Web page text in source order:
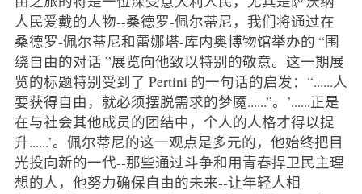
人民爱戴的人物--桑德罗-佩尔蒂尼，我们将通过在
桑德罗-佩尔蒂尼和蕾娜塔-库内奥博物馆举办的 “围
绕自由的对话 ”展览向他致以特别的敬意。这一期展
览的标题特别受到了 Pertini 的一句话的启发：“......人
要获得自由，就必须摆脱需求的梦魇......”。’......正是
在与社会其他成员的团结中，个人的人格才得以提
升......’。佩尔蒂尼的这一观点是多元的，他始终把目
光投向新的一代--那些通过斗争和用青春捍卫民主理
想的人，他努力确保自由的未来--让年轻人相